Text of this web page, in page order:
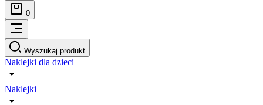
0
Wyszukaj produkt
Naklejki dla dzieci
Naklejki